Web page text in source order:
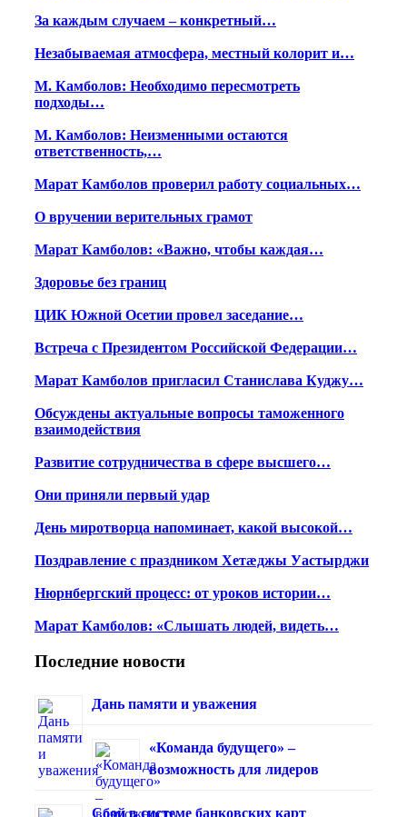
За каждым случаем – конкретный…
Незабываемая атмосфера, местный колорит и…
М. Камболов: Необходимо пересмотреть
подходы…
М. Камболов: Неизменными остаются
ответственность,…
Марат Камболов проверил работу социальных…
О вручении верительных грамот
Марат Камболов: «Важно, чтобы каждая…
Здоровье без границ
ЦИК Южной Осетии провел заседание…
Встреча с Президентом Российской Федерации…
Марат Камболов пригласил Станислава Куджу…
Обсуждены актуальные вопросы таможенного
взаимодействия
Развитие сотрудничества в сфере высшего…
Они приняли первый удар
День миротворца напоминает, какой высокой…
Поздравление с праздником Хетæджы Уастырджи
Нюрнбергский процесс: от уроков истории…
Марат Камболов: «Слышать людей, видеть…
Последние новости
Дань памяти и уважения
«Команда будущего» –
возможность для лидеров
Сбой в системе банковских карт